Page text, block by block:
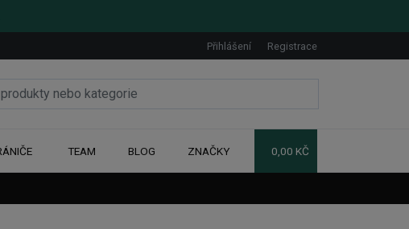
Přihlášení Registrace
TEAM BLOG ZNAČKY 0,00 KČ